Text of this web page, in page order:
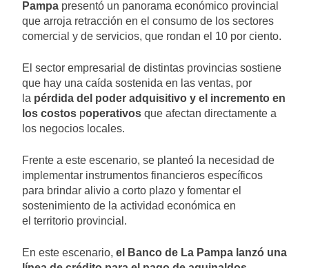
Pampa presentó un panorama económico provincial
que arroja retracción en el consumo de los sectores
comercial y de servicios, que rondan el 10 por ciento.
El sector empresarial de distintas provincias sostiene
que hay una caída sostenida en las ventas, por
la pérdida del poder adquisitivo y el incremento en
los costos poperativos que afectan directamente a
los negocios locales.
Frente a este escenario, se planteó la necesidad de
implementar instrumentos financieros específicos
para brindar alivio a corto plazo y fomentar el
sostenimiento de la actividad económica en
el territorio provincial.
En este escenario, el Banco de La Pampa lanzó una